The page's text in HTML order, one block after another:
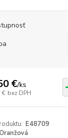
€/ks
€ bez DPH
E48709
Oranžová